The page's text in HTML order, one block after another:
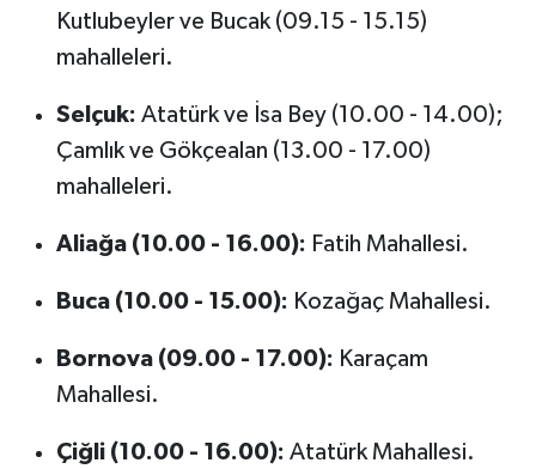
Kutlubeyler ve Bucak (09.15 - 15.15)
mahalleleri.
Selçuk: Atatürk ve İsa Bey (10.00 - 14.00);
Çamlık ve Gökçealan (13.00 - 17.00)
mahalleleri.
Aliağa (10.00 - 16.00): Fatih Mahallesi.
Buca (10.00 - 15.00): Kozağaç Mahallesi.
Bornova (09.00 - 17.00): Karaçam
Mahallesi.
Çiğli (10.00 - 16.00): Atatürk Mahallesi.